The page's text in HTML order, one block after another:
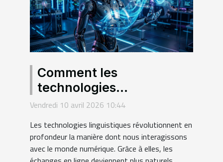
Comment les
technologies
linguistiques
l'interaction numérique ?
Vendredi 10 avril 2026 10:44
Les technologies linguistiques révolutionnent en
profondeur la manière dont nous interagissons
avec le monde numérique. Grâce à elles, les